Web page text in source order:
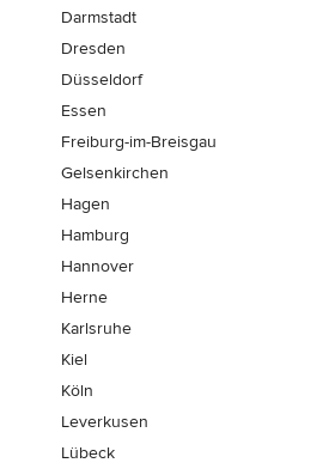
Darmstadt
Dresden
Düsseldorf
Essen
Freiburg-im-Breisgau
Gelsenkirchen
Hagen
Hamburg
Hannover
Herne
Karlsruhe
Kiel
Köln
Leverkusen
Lübeck